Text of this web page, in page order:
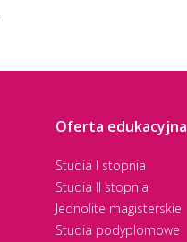
Oferta edukacyjna
Studia I stopnia
Studia II stopnia
Jednolite magisterskie
Studia podyplomowe